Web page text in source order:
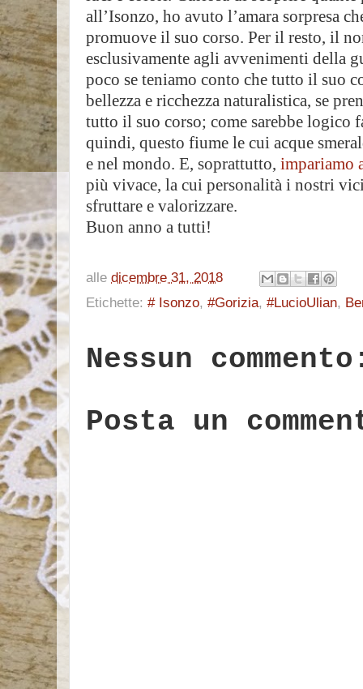
all’Isonzo, ho avuto l’amara sorpresa
promuove il suo corso. Per il resto, il
esclusivamente agli avvenimenti della
poco se teniamo conto che tutto il suo
bellezza e ricchezza naturalistica, se
tutto il suo corso; come sarebbe logico
quindi, questo fiume le cui acque
e nel mondo. E, soprattutto, impariamo
più vivace, la cui personalità i nostri
sfruttare e valorizzare.
Buon anno a tutti!
alle dicembre 31, 2018
Etichette: # Isonzo, #Gorizia, #LucioUlian,
Nessun
Posta un